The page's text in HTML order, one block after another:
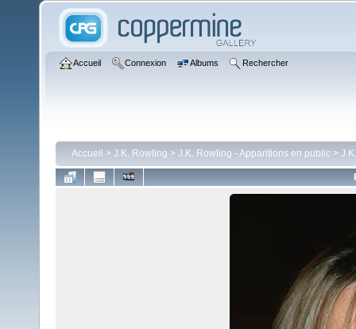
Accueil Connexion Albums Rechercher
Accueil > J.K. Rowling > J.K. Rowling - Apparitions en public >